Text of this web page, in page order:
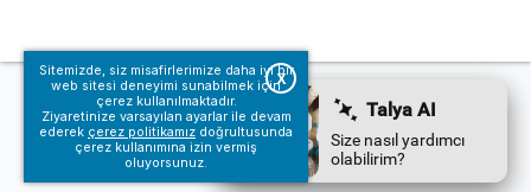
Sitemizde, siz misafirlerimize daha iyi bir
web sitesi deneyimi sunabilmek için
çerez kullanılmaktadır.
Ziyaretinize varsayılan ayarlar ile devam
ederek çerez politikamız doğrultusunda
çerez kullanımına izin vermiş
oluyorsunuz.
X
© Fraport TAV Antalya Havalimanı, 2018. Tüm hakları saklıdır.
Kullanım koşullarımız
Bilgi Toplumu hizmetleri